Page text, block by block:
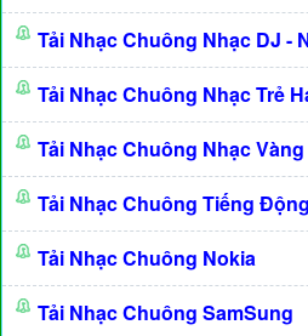
Tải Nhạc Chuông Nhạc DJ -
Tải Nhạc Chuông Nhạc Trẻ
Tải Nhạc Chuông Nhạc
Tải Nhạc Chuông Tiếng
Tải Nhạc Chuông Nokia
Tải Nhạc Chuông SamSung